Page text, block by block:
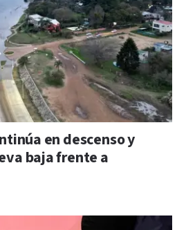
en descenso y
baja frente a